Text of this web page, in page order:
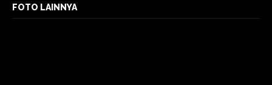
FOTO LAINNYA